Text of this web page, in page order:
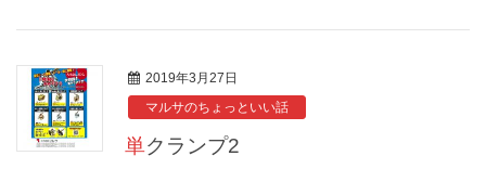
2019年3月27日
マルサのちょっといい話
単クランプ2